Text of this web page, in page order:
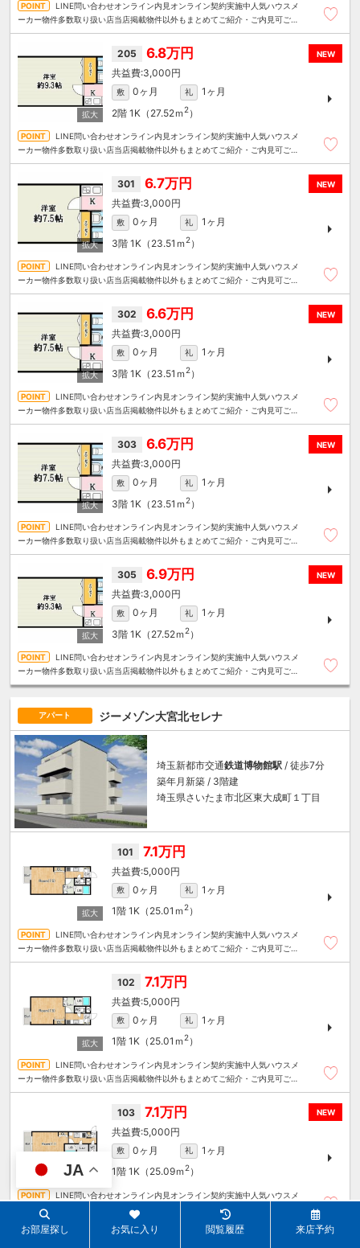
LINE問い合わせオンライン内見オンライン契約実施中人気ハウスメ
ーカー物件多数取り扱い店当店掲載物件以外もまとめてご紹介・ご内見可ご予
NEW
205 6.8万円
3,000円
敷 0ヶ月 礼
1ヶ月
2階 1K（27.52ｍ 2）
LINE問い合わせオンライン内見オンライン契約実施中人気ハウスメ
ーカー物件多数取り扱い店当店掲載物件以外もまとめてご紹介・ご内見可ご予
NEW
301 6.7万円
3,000円
敷 0ヶ月 礼
1ヶ月
3階 1K（23.51ｍ 2）
LINE問い合わせオンライン内見オンライン契約実施中人気ハウスメ
ーカー物件多数取り扱い店当店掲載物件以外もまとめてご紹介・ご内見可ご予
NEW
302 6.6万円
3,000円
敷 0ヶ月 礼
1ヶ月
3階 1K（23.51ｍ 2）
LINE問い合わせオンライン内見オンライン契約実施中人気ハウスメ
ーカー物件多数取り扱い店当店掲載物件以外もまとめてご紹介・ご内見可ご予
NEW
303 6.6万円
3,000円
敷 0ヶ月 礼
1ヶ月
3階 1K（23.51ｍ 2）
LINE問い合わせオンライン内見オンライン契約実施中人気ハウスメ
ーカー物件多数取り扱い店当店掲載物件以外もまとめてご紹介・ご内見可ご予
NEW
305 6.9万円
3,000円
敷 0ヶ月 礼
1ヶ月
3階 1K（27.52ｍ 2）
LINE問い合わせオンライン内見オンライン契約実施中人気ハウスメ
ーカー物件多数取り扱い店当店掲載物件以外もまとめてご紹介・ご内見可ご予
アパート ジーメゾン大宮北セレナ
埼玉新都市交通鉄道博物館駅 / 徒歩7分
築年月新築 / 3階建
埼玉県さいたま市北区東大成町１丁目
101 7.1万円
5,000円
敷 0ヶ月 礼
1ヶ月
1階 1K（25.01ｍ 2）
LINE問い合わせオンライン内見オンライン契約実施中人気ハウスメ
ーカー物件多数取り扱い店当店掲載物件以外もまとめてご紹介・ご内見可ご予
102 7.1万円
5,000円
敷 0ヶ月 礼
1ヶ月
1階 1K（25.01ｍ 2）
LINE問い合わせオンライン内見オンライン契約実施中人気ハウスメ
ーカー物件多数取り扱い店当店掲載物件以外もまとめてご紹介・ご内見可ご予
NEW
103 7.1万円
5,000円
敷 0ヶ月 礼
1ヶ月
1階 1K（25.09ｍ 2）
LINE問い合わせオンライン内見オンライン契約実施中人気ハウスメ
ーカー物件多数取り扱い店当店掲載物件以外もまとめてご紹介・ご内見可ご予
算にあったお部屋を多数ご紹介させていただきます
お部屋探し お気に入り 閲覧履歴 来店予約
JA